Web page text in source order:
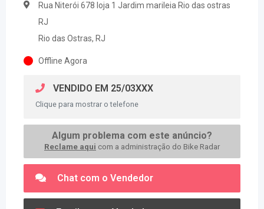
Rua Niterói 678 loja 1 Jardim marileia Rio das ostras
RJ
Rio das Ostras, RJ
Offline Agora
VENDIDO EM 25/03XXX
Clique para mostrar o telefone
Algum problema com este anúncio?
Reclame aqui com a administração do Bike Radar
Chat com o Vendedor